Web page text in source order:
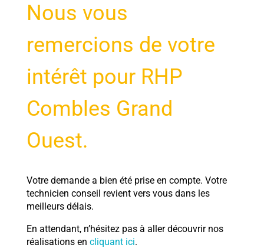
Nous vous
remercions de votre
intérêt pour RHP
Combles Grand
Ouest.
Votre demande a bien été prise en compte. Votre
technicien conseil revient vers vous dans les
meilleurs délais.
En attendant, n’hésitez pas à aller découvrir nos
réalisations en cliquant ici.